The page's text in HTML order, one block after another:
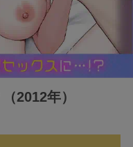
2012年）